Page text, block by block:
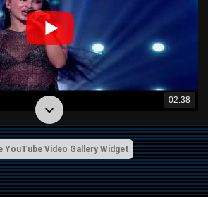
02:38
YouTube Video Gallery Widget